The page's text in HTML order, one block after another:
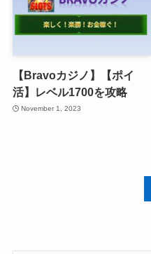
【Bravoカジノ】【ポイ
活】レベル1700を攻略
November 1, 2023